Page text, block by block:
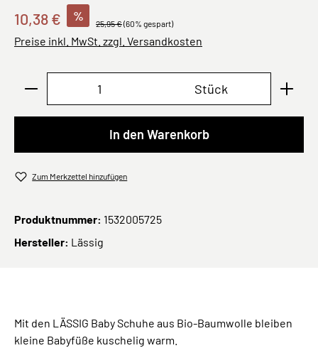
10,38 € % 25,95 €(60% gespart)
Preise inkl. MwSt. zzgl. Versandkosten
Produkt Anzahl: Gib den gewünschten
Stück
In den Warenkorb
Zum Merkzettel hinzufügen
Produktnummer: 1532005725
Hersteller: Lässig
Mit den LÄSSIG Baby Schuhe aus Bio-Baumwolle bleiben
kleine Babyfüße kuschelig warm.